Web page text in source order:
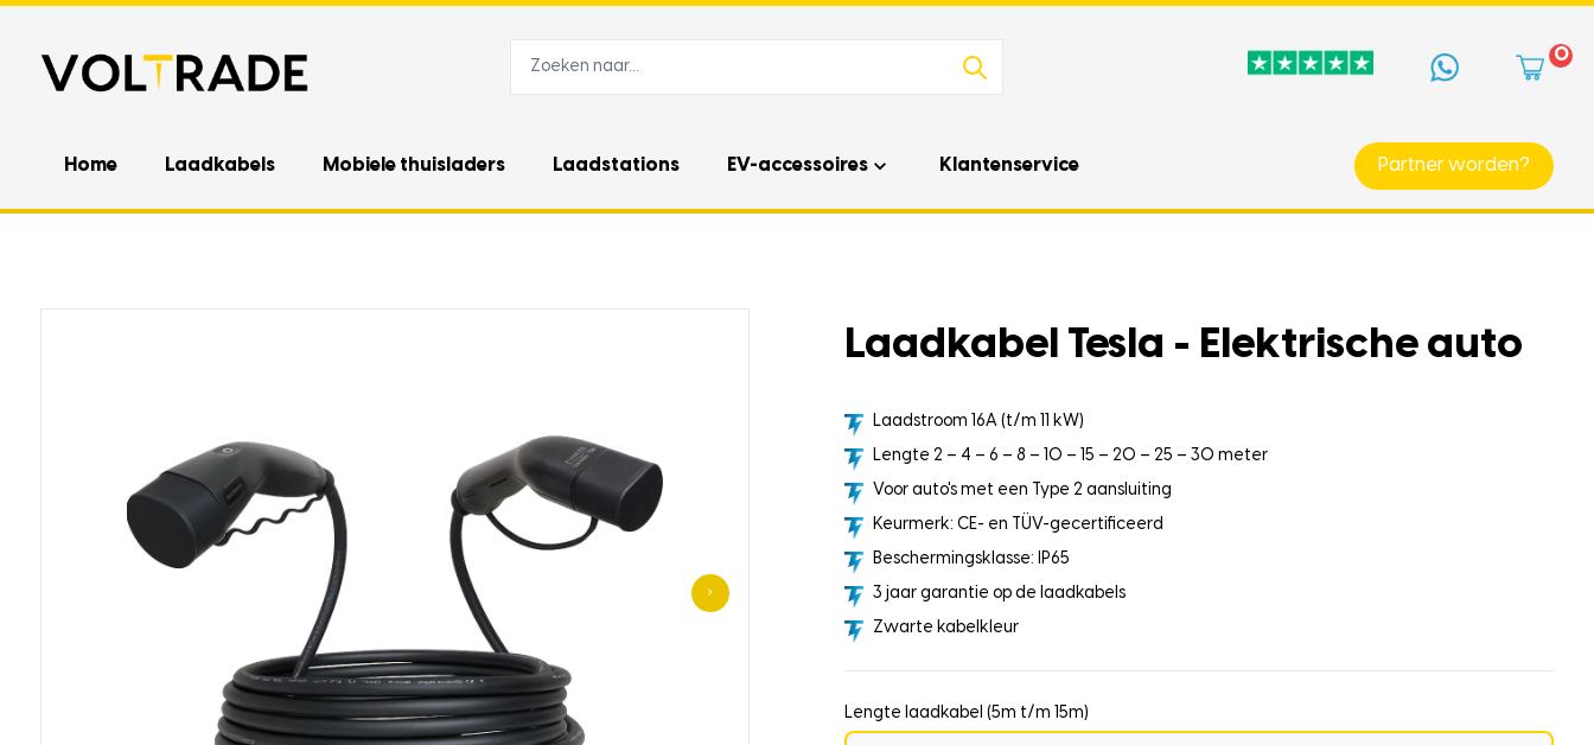
0
Home Laadkabels Mobiele thuisladers Laadstations EV-accessoires Klantenservice Partner worden?
›
Laadkabel Tesla - Elektrische auto
Laadstroom 16A (t/m 11 kW)
Lengte 2 – 4 – 6 – 8 – 10 – 15 – 20 – 25 – 30 meter
Voor auto's met een Type 2 aansluiting
Keurmerk: CE- en TÜV-gecertificeerd
Beschermingsklasse: IP65
3 jaar garantie op de laadkabels
Zwarte kabelkleur
Lengte laadkabel (5m t/m 15m)